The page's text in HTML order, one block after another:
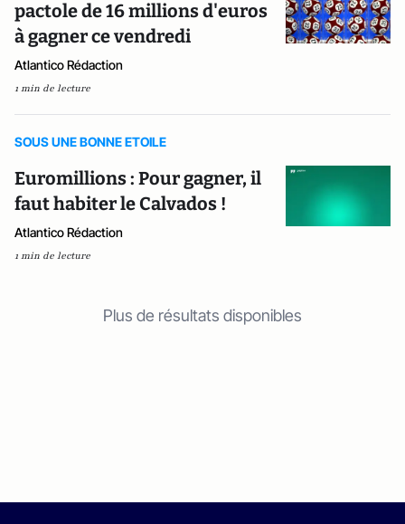
pactole de 16 millions d'euros
à gagner ce vendredi
Atlantico Rédaction
1 min de lecture
SOUS UNE BONNE ETOILE
Euromillions : Pour gagner, il
faut habiter le Calvados !
Atlantico Rédaction
1 min de lecture
Plus de résultats disponibles